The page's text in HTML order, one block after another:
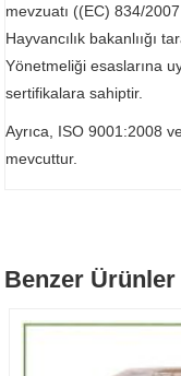
mevzuatı ((EC) 834/
Hayvancılık bakanlıığı
Yönetmeliği esaslarına
sertifikalara sahiptir.
Ayrıca, ISO 9001:2008
mevcuttur.
Benzer Ürünler